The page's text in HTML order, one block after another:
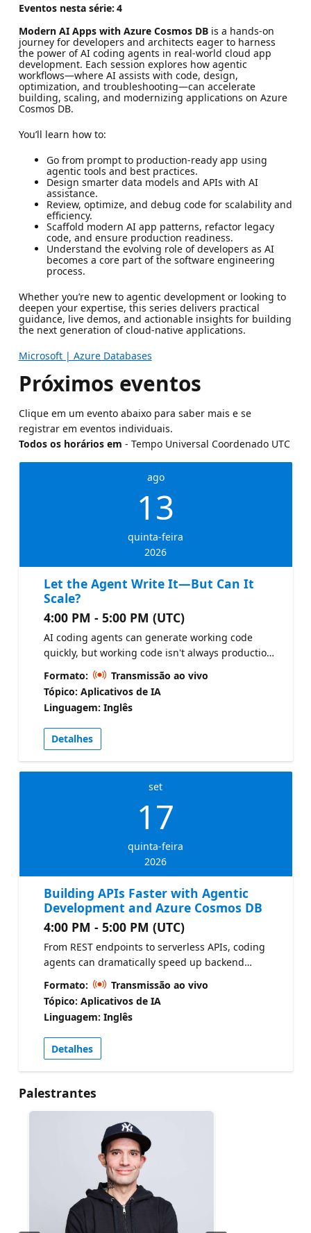
Eventos nesta série: 4
Modern AI Apps with Azure Cosmos DBis a hands-on
journey for developers and architects eager to harness
the power of AI coding agents in real-world cloud app
development. Each session explores how agentic
workflows—where AI assists with code, design,
optimization, and troubleshooting—can accelerate
building, scaling, and modernizing applications on Azure
Cosmos DB.
You’ll learn how to:
Go from prompt to production-ready app using
agentic tools and best practices.
Design smarter data models and APIs with AI
assistance.
Review, optimize, and debug code for scalability and
efficiency.
Scaffold modern AI app patterns, refactor legacy
code, and ensure production readiness.
Understand the evolving role of developers as AI
becomes a core part of the software engineering
process.
Whether you’re new to agentic development or looking to
deepen your expertise, this series delivers practical
guidance, live demos, and actionable insights for building
the next generation of cloud-native applications.
Microsoft | Azure Databases
Próximos eventos
Clique em um evento abaixo para saber mais e se
registrar em eventos individuais.
Todos os horários em - Tempo Universal Coordenado UTC
ago
13
quinta-feira
2026
Let the Agent Write It—But Can It
Scale?
4:00 PM - 5:00 PM (UTC)
AI coding agents can generate working code
quickly, but working code isn't always production-
ready code. This session focuses on reviewing
agent-generated Azure Cosmos DB code for
scalability, RU efficiency, indexing strategy, and
long-term maintainability. Check out the
CosmosDB Agent Kit Azure Cosmos DB Design
Pattern Samples Azure Cosmos DB Agent Kit for
AI coding assistants
Formato:
Transmissão ao vivo
Tópico: Aplicativos de IA
Linguagem: Inglês
Detalhes
set
17
quinta-feira
2026
Building APIs Faster with Agentic
Development and Azure Cosmos DB
4:00 PM - 5:00 PM (UTC)
From REST endpoints to serverless APIs, coding
agents can dramatically speed up backend
development. This session demonstrates how to
use an agent to scaffold APIs, integrate Azure
Cosmos DB SDKs, implement CRUD operations,
and refine the architecture for real-world use.
Check out the CosmosDB Agent Kit Azure Cosmos
DB Agent Kit for AI coding assistants
Formato:
Transmissão ao vivo
Tópico: Aplicativos de IA
Linguagem: Inglês
Detalhes
Palestrantes